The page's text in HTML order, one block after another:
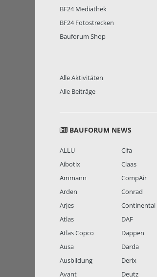
BF24 Mediathek
BF24 Fotostrecken
Bauforum Shop
Alle Aktivitäten
Alle Beiträge
BAUFORUM NEWS
ALLU
Aibotix
Ammann
Arden
Arjes
Atlas
Atlas Copco
Ausa
Ausbildung
Avant
Cifa
Claas
CompAir
Conrad
Continental
DAF
Dappen
Darda
Derix
Deutz